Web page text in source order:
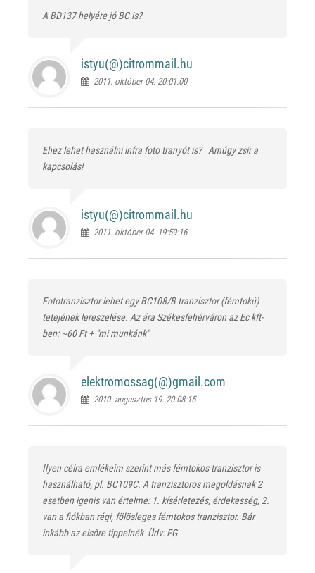
A BD137 helyére jó BC is?
istyu(@)citrommail.hu
2011. október 04. 20:01:00
Ehez lehet használni infra foto tranyót is? Amúgy zsír a
kapcsolás!
istyu(@)citrommail.hu
2011. október 04. 19:59:16
Fototranzisztor lehet egy BC108/B tranzisztor (fémtokú)
tetejének lereszelése. Az ára Székesfehérváron az Ec kft-
ben: ~60 Ft + "mi munkánk"
elektromossag(@)gmail.com
2010. augusztus 19. 20:08:15
Ilyen célra emlékeim szerint más fémtokos tranzisztor is
használható, pl. BC109C. A tranzisztoros megoldásnak 2
esetben igenis van értelme: 1. kísérletezés, érdekesség, 2.
van a fiókban régi, fölösleges fémtokos tranzisztor. Bár
inkább az elsőre tippelnék Üdv: FG